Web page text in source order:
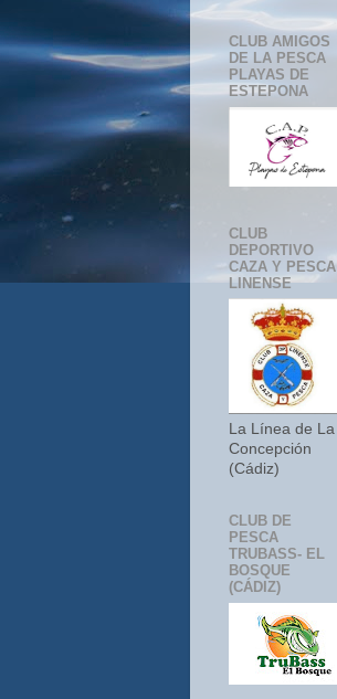
CLUB AMIGOS
DE LA PESCA
PLAYAS DE
ESTEPONA
CLUB
DEPORTIVO
CAZA Y PESCA
LINENSE
La Línea de La
Concepción
(Cádiz)
CLUB DE
PESCA
TRUBASS- EL
BOSQUE
(CÁDIZ)